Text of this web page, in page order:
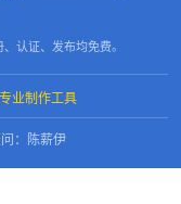
认证、发布均免费。
业制作工具
：陈薪伊